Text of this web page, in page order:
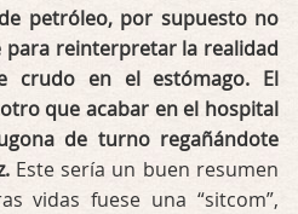
petróleo, por supuesto no
para reinterpretar la realidad
crudo en el estómago. El
que acabar en el hospital
de turno regañándote
Este sería un buen resumen
vidas fuese una “sitcom”,